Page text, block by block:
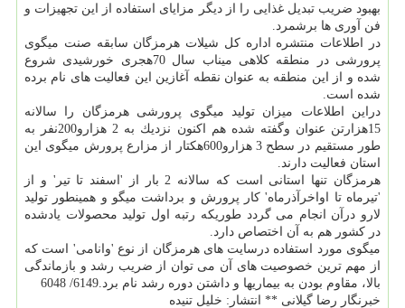
بهبود ضریب تبدیل غذایی را از دیگر مزایای استفاده از این تجهیزات و
فن آوری ها برشمرد.
در اطلاعات منتشره اداره كل شیلات هرمزگان سابقه صنت میگوی
پرورشی در منطقه كلاهی میناب سال 70هجری خورشیدی شروع
شده و از این منطقه به عنوان نقطه آغازین این فعالیت های نام برده
شده است.
دراین اطلاعات میزان تولید میگوی پرورشی هرمزگان را سالانه
15هزارتن عنوان وگفته شده هم اكنون نزدیك به 2 هزارو200نفر به
طور مستقیم در سطح 3 هزارو600هكتار از مزارع پرورش میگوی این
استان فعالیت دارند.
هرمزگان تنها استانی است كه سالانه 2 بار از 'اسفند تا تیر' و از
'تیرماه تا اواخرآذرماه' كار پرورش و برداشت میگو و همینطور تولید
لارو درآن انجام می گردد طوریكه رتبه اول تولید محصولات یادشده
در كشور هم به آن اختصاص دارد.
میگوی مورد استفاده درسایت های هرمزگان از نوع 'وانامی' است كه
از مهم ترین خصوصیت های آن می توان از ضریب رشد و بازماندگی
بالا، مقاوم بودن به بیماریها و داشتن دوره رشد نام برد.6149/ 6048
خبرنگار رضا گیلانی ** انتشار: خلیل تنیده